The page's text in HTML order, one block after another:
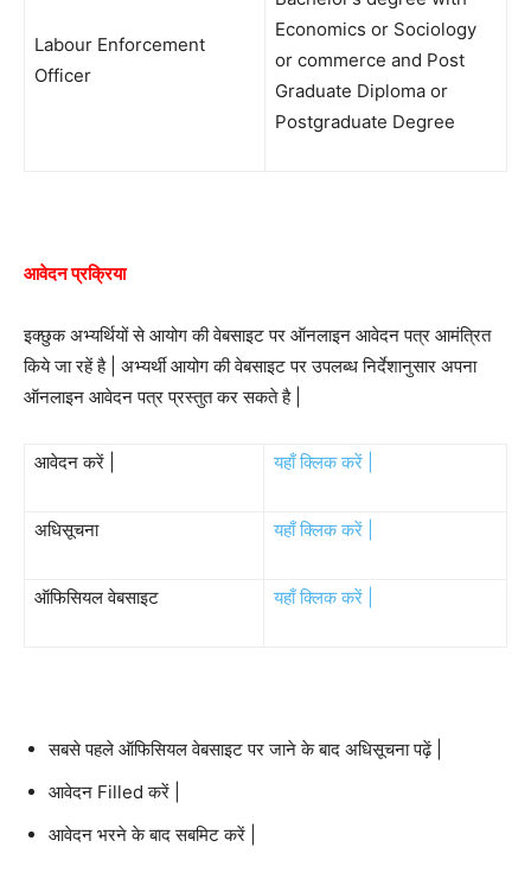
Labour Enforcement
Officer
Economics or Sociology
or commerce and Post
Graduate Diploma or
Postgraduate Degree
आवेदन प्रक्रिया
इक्छुक अभ्यर्थियों से आयोग की वेबसाइट पर ऑनलाइन आवेदन पत्र आमंत्रित
किये जा रहें है | अभ्यर्थी आयोग की वेबसाइट पर उपलब्ध निर्देशानुसार अपना
ऑनलाइन आवेदन पत्र प्रस्तुत कर सकते है |
आवेदन करें | यहाँ क्लिक करें |
अधिसूचना यहाँ क्लिक करें |
ऑफिसियल वेबसाइट यहाँ क्लिक करें |
सबसे पहले ऑफिसियल वेबसाइट पर जाने के बाद अधिसूचना पढ़ें |
आवेदन Filled करें |
आवेदन भरने के बाद सबमिट करें |